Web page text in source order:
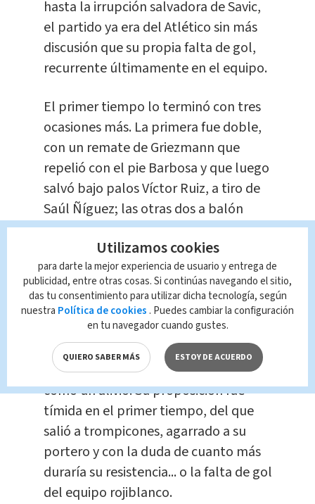
hasta la irrupción salvadora de Savic,
el partido ya era del Atlético sin más
discusión que su propia falta de gol,
recurrente últimamente en el equipo.
El primer tiempo lo terminó con tres
ocasiones más. La primera fue doble,
con un remate de Griezmann que
repelió con el pie Barbosa y que luego
salvó bajo palos Víctor Ruiz, a tiro de
Saúl Ñíguez; las otras dos a balón
parado, el cabezazo de Diego Godín al
que voló el guardameta y la
impresionante volea de Thomas que
se marchó fuera.
Otra vez le faltó pegada al Atlético,
ganador a los puntos, pero 0-0 al
intermedio. Lo recibió el Villarreal
como un alivio. Su proposición fue
tímida en el primer tiempo, del que
salió a trompicones, agarrado a su
portero y con la duda de cuanto más
duraría su resistencia... o la falta de gol
del equipo rojiblanco.
Utilizamos cookies
para darte la mejor experiencia de usuario y entrega de
publicidad, entre otras cosas. Si continúas navegando el sitio,
das tu consentimiento para utilizar dicha tecnología, según
nuestra Política de cookies . Puedes cambiar la configuración
en tu navegador cuando gustes.
QUIERO SABER MÁS ESTOY DE ACUERDO